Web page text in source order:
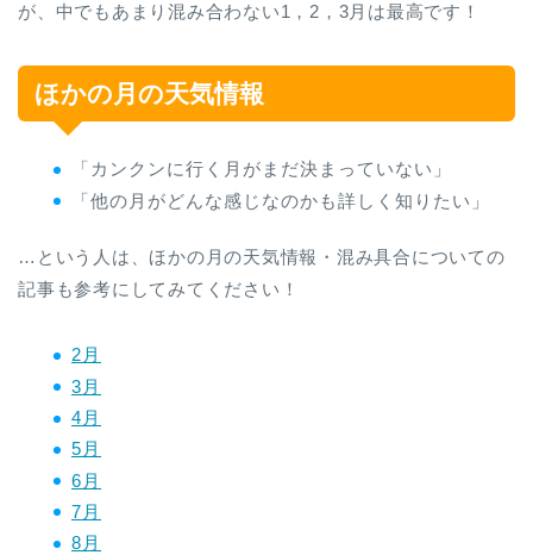
が、中でもあまり混み合わない1，2，3月は最高です！
ほかの月の天気情報
「カンクンに行く月がまだ決まっていない」
「他の月がどんな感じなのかも詳しく知りたい」
…という人は、ほかの月の天気情報・混み具合についての
記事も参考にしてみてください！
2月
3月
4月
5月
6月
7月
8月